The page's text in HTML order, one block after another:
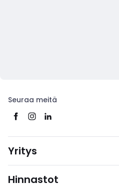
Seuraa meitä
Yritys
Hinnastot